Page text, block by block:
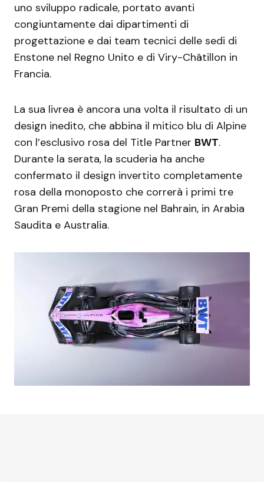
uno sviluppo radicale, portato avanti
congiuntamente dai dipartimenti di
progettazione e dai team tecnici delle sedi di
Enstone nel Regno Unito e di Viry-Châtillon in
Francia.
La sua livrea è ancora una volta il risultato di un
design inedito, che abbina il mitico blu di Alpine
con l’esclusivo rosa del Title Partner BWT.
Durante la serata, la scuderia ha anche
confermato il design invertito completamente
rosa della monoposto che correrà i primi tre
Gran Premi della stagione nel Bahrain, in Arabia
Saudita e Australia.